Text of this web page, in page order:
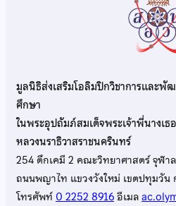
มูลนิธิส่งเสริมโอลิมปิกวิชาการและพั
ศึกษา
ในพระอุปถัมภ์สมเด็จพระเจ้าพี่นางเ
หลวงนราธิวาสราชนครินทร์
254 ตึกเคมี 2 คณะวิทยาศาสตร์ จุฬา
ถนนพญาไท แขวงวังใหม่ เขตปทุมวัน
โทรศัพท์0 2252 8916อีเมล